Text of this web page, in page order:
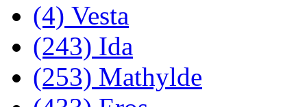
(4) Vesta
(243) Ida
(253) Mathylde